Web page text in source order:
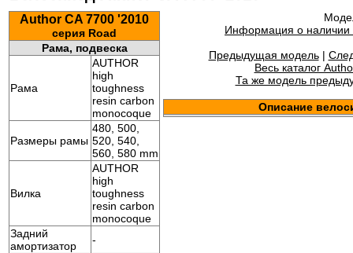
Author CA 7700 '2010
серия Road
Рама, подвеска
Рама
AUTHOR
high
toughness
resin carbon
monocoque
Размеры рамы
480, 500,
520, 540,
560, 580 mm
Вилка
AUTHOR
high
toughness
resin carbon
monocoque
Задний
амортизатор
-
Информация о наличии
Предыдущая модель|
Весь каталог
Та же модель
Описание